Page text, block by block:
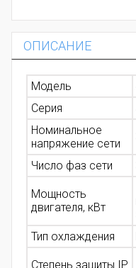
ОПИСАНИЕ
Модель
Серия
Номинальное
напряжение сети
Число фаз сети
Мощность
двигателя, кВт
Тип охлаждения
Степень защиты IP